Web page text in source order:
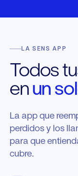
LA SENS APP
Todos
enun
La app que
perdidos y los
para que
cubre.